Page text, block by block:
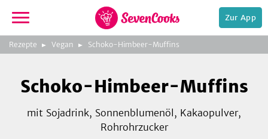
zur
Startseite
Zur App
Rezepte Vegan Schoko-Himbeer-Muffins
Schoko-Himbeer-Muffins
mit Sojadrink, Sonnenblumenöl, Kakaopulver,
Rohrohrzucker